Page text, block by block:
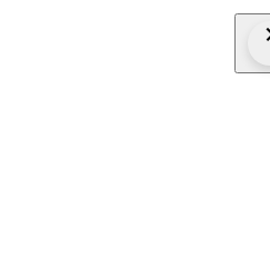
Abloh della palette di colori. Le Louis
esclusivi della Maison Le